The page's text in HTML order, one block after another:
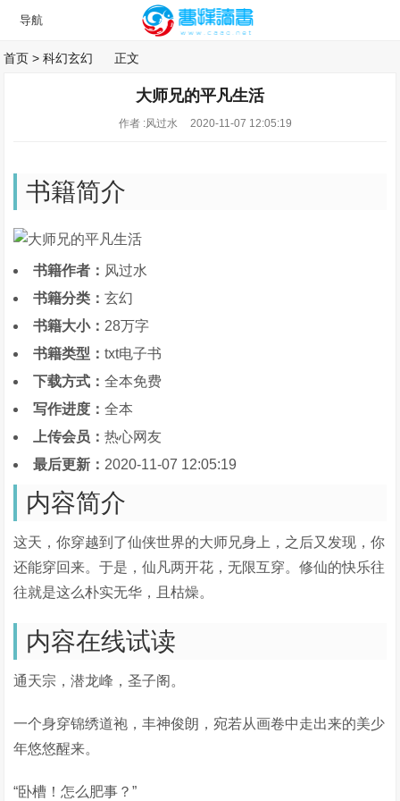
首页 >科幻玄幻 正文
大师兄的平凡生活
作者 :风过水 2020-11-07 12:05:19
书籍简介
书籍作者： 风过水
书籍分类：玄幻
书籍大小： 28万字
书籍类型：txt电子书
下载方式：全本免费
写作进度：全本
上传会员：热心网友
最后更新： 2020-11-07 12:05:19
内容简介
这天，你穿越到了仙侠世界的大师兄身上，之后又发现，你
还能穿回来。于是，仙凡两开花，无限互穿。修仙的快乐往
往就是这么朴实无华，且枯燥。
内容在线试读
通天宗，潜龙峰，圣子阁。
一个身穿锦绣道袍，丰神俊朗，宛若从画卷中走出来的美少
年悠悠醒来。
“卧槽！怎么肥事？”